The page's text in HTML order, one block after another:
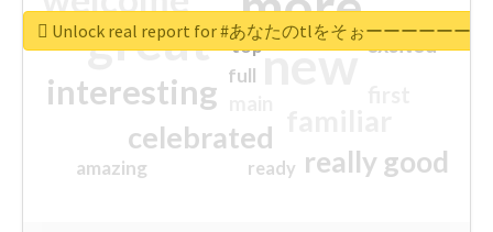
great new
interesting
celebrated
really good
excited
amazing
top
full
ready
Unlock real report for #あなたのtlをそぉーーーーーー